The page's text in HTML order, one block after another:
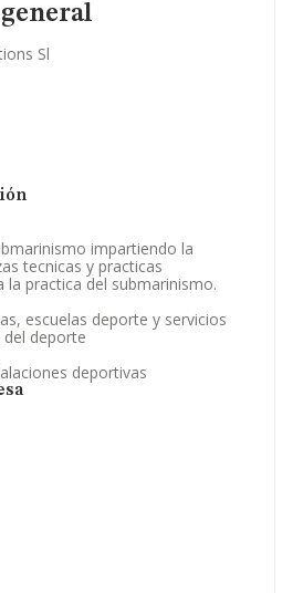
Sl
impartiendo la
tecnicas y practicas
la practica del submarinismo.
escuelas deporte y servicios
deporte
deportivas
publicados sobre la empresa.
registral complementaria.